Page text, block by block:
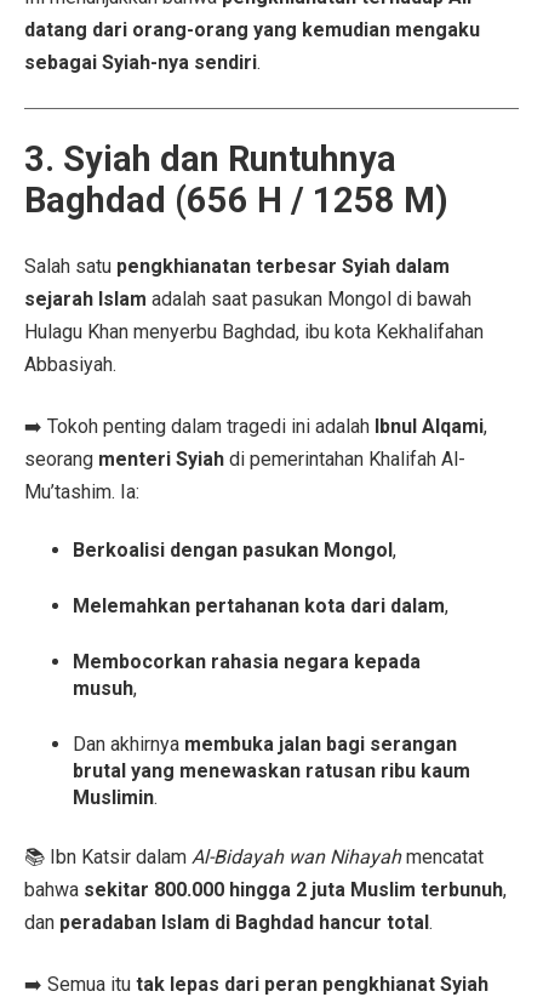
datang dari orang-orang yang kemudian mengaku
sebagai Syiah-nya sendiri.
3. Syiah dan Runtuhnya
Baghdad (656 H / 1258 M)
Salah satu pengkhianatan terbesar Syiah dalam
sejarah Islam adalah saat pasukan Mongol di bawah
Hulagu Khan menyerbu Baghdad, ibu kota Kekhalifahan
Abbasiyah.
➡️ Tokoh penting dalam tragedi ini adalah Ibnul Alqami,
seorang menteri Syiah di pemerintahan Khalifah Al-
Mu’tashim. Ia:
Berkoalisi dengan pasukan Mongol,
Melemahkan pertahanan kota dari dalam,
Membocorkan rahasia negara kepada
musuh,
Dan akhirnya membuka jalan bagi serangan
brutal yang menewaskan ratusan ribu kaum
Muslimin.
📚 Ibn Katsir dalam Al-Bidayah wan Nihayahmencatat
bahwa sekitar 800.000 hingga 2 juta Muslim terbunuh,
dan peradaban Islam di Baghdad hancur total.
➡️ Semua itu tak lepas dari peran pengkhianat Syiah